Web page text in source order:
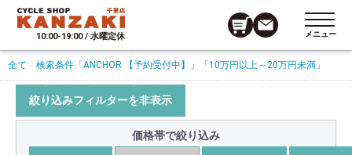
10:00-19:00 / 水曜定休 メニュー
全て 検索条件 「ANCHOR 【予約受付中】」 「10万円以上～20万円未満」
絞り込みフィルターを非表示
価格帯で絞り込み